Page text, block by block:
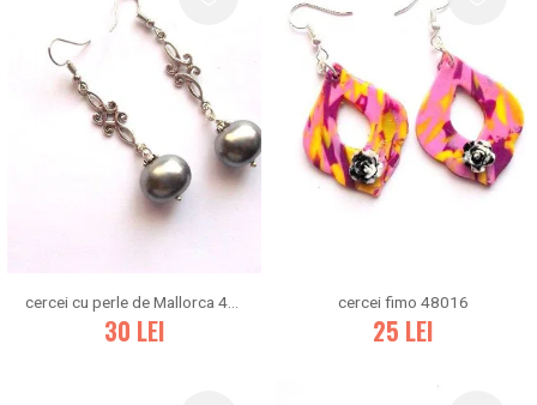
30 LEI
cercei fimo 48016
25 LEI